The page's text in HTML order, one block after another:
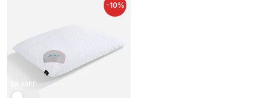
So sánh
-10%